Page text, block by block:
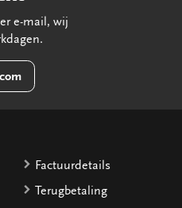
e-mail, wij
Factuurdetails
Terugbetaling